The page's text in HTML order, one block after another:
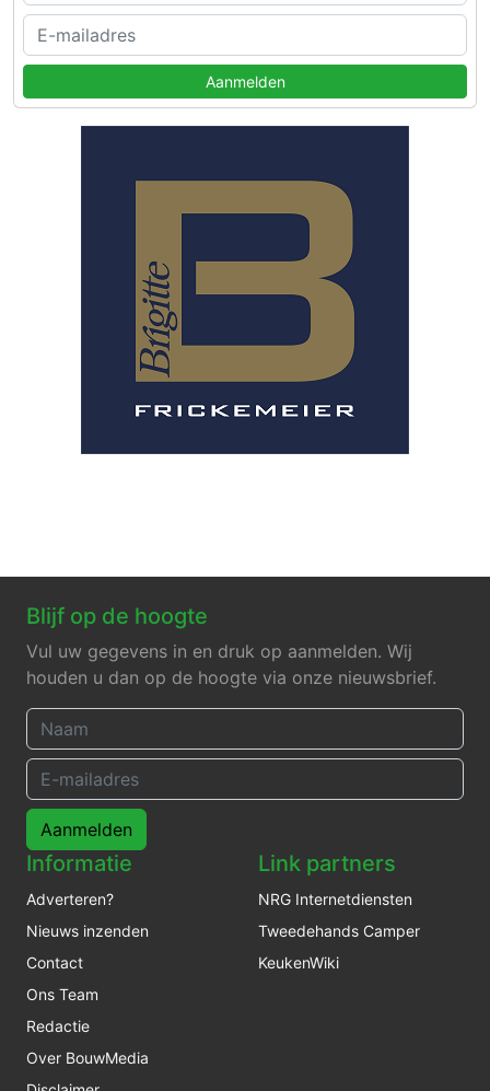
Aanmelden
Blijf op de hoogte
Vul uw gegevens in en druk op aanmelden. Wij
houden u dan op de hoogte via onze nieuwsbrief.
Aanmelden
Informatie
Adverteren?
Nieuws inzenden
Contact
Ons Team
Redactie
Over BouwMedia
Link partners
NRG Internetdiensten
Tweedehands Camper
KeukenWiki